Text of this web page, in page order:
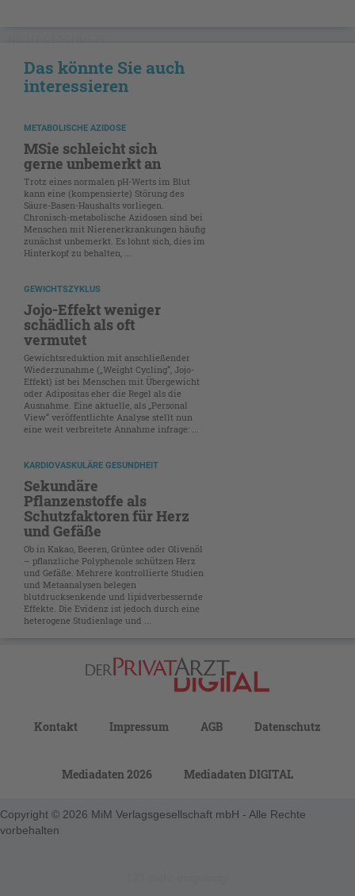
Das könnte Sie auch
interessieren
METABOLISCHE AZIDOSE
MSie schleicht sich
gerne unbemerkt an
Trotz eines normalen pH-Werts im Blut
kann eine (kompensierte) Störung des
Säure-Basen-Haushalts vorliegen.
Chronisch-metabolische Azidosen sind bei
Menschen mit Nierenerkrankungen häufig
zunächst unbemerkt. Es lohnt sich, dies im
Hinterkopf zu behalten, ...
GEWICHTSZYKLUS
Jojo-Effekt weniger
schädlich als oft
vermutet
Gewichtsreduktion mit anschließender
Wiederzunahme („Weight Cycling“, Jojo-
Effekt) ist bei Menschen mit Übergewicht
oder Adipositas eher die Regel als die
Ausnahme. Eine aktuelle, als „Personal
View“ veröffentlichte Analyse stellt nun
eine weit verbreitete Annahme infrage: ...
KARDIOVASKULÄRE GESUNDHEIT
Sekundäre
Pflanzenstoffe als
Schutzfaktoren für Herz
und Gefäße
Ob in Kakao, Beeren, Grüntee oder Olivenöl
– pflanzliche Polyphenole schützen Herz
und Gefäße. Mehrere kontrollierte Studien
und Metaanalysen belegen
blutdrucksenkende und lipidverbessernde
Effekte. Die Evidenz ist jedoch durch eine
heterogene Studienlage und ...
Kontakt Impressum AGB Datenschutz
Mediadaten 2026 Mediadaten DIGITAL
Copyright © 2026 MiM Verlagsgesellschaft mbH - Alle Rechte
vorbehalten